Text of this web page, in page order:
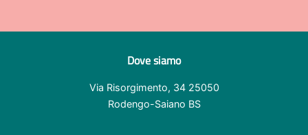
Dove siamo
Via Risorgimento, 34 25050
Rodengo-Saiano BS